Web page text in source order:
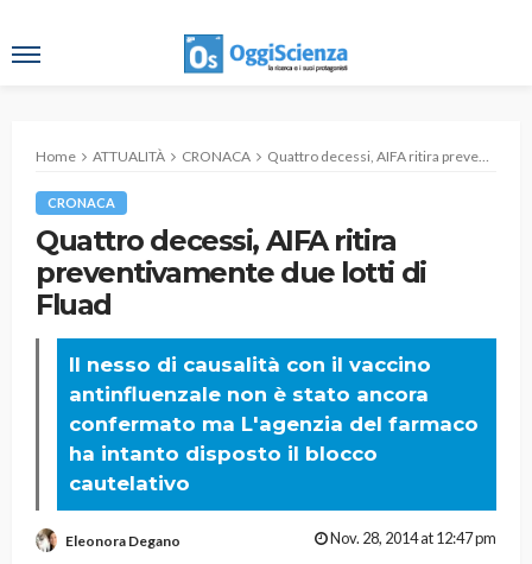
Home ATTUALITÀ CRONACA Quattro decessi, AIFA ritira preventivamente due lotti di Fluad
CRONACA
Quattro decessi, AIFA ritira
preventivamente due lotti di
Fluad
Il nesso di causalità con il vaccino
antinfluenzale non è stato ancora
confermato ma L'agenzia del farmaco
ha intanto disposto il blocco
cautelativo
Eleonora Degano Nov. 28, 2014 at 12:47 pm